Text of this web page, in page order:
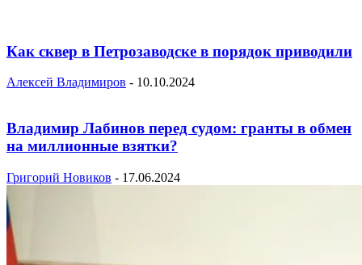
Как сквер в Петрозаводске в порядок приводили
Алексей Владимиров - 10.10.2024
Владимир Лабинов перед судом: гранты в обмен
на миллионные взятки?
Григорий Новиков - 17.06.2024